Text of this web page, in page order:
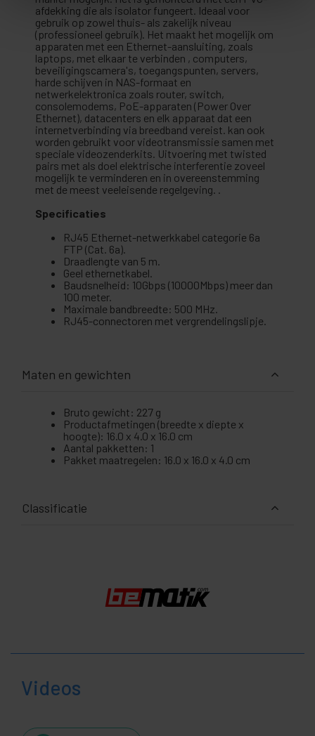
afdekking die als isolator fungeert. Ideaal voor
gebruik op zowel thuis- als zakelijk niveau
(professioneel gebruik). Het maakt het mogelijk om
apparaten met een Ethernet-aansluiting, zoals
laptops, met elkaar te verbinden , computers,
beveiligingscamera's, toegangspunten, servers,
harde schijven in NAS-formaat en
netwerkelektronica zoals router, switch,
consolemodems, PoE-apparaten (Power Over
Ethernet), datacenters en elk apparaat dat een
internetverbinding via breedband vereist. kan ook
worden gebruikt voor videotransmissie samen met
speciale videozenderkits. Uitvoering met twisted
pairs met als doel elektrische interferentie zoveel
mogelijk te verminderen en in overeenstemming
met de meest veeleisende regelgeving. .
Specificaties
RJ45 Ethernet-netwerkkabel categorie 6a
FTP (Cat. 6a).
Draadlengte van 5 m.
Geel ethernetkabel.
Baudsnelheid: 10Gbps (10000Mbps) meer dan
100 meter.
Maximale bandbreedte: 500 MHz.
RJ45-connectoren met vergrendelingslipje.
Maten en gewichten
Bruto gewicht: 227 g
Productafmetingen (breedte x diepte x
hoogte): 16.0 x 4.0 x 16.0 cm
Aantal pakketten: 1
Pakket maatregelen: 16.0 x 16.0 x 4.0 cm
Classificatie
Videos